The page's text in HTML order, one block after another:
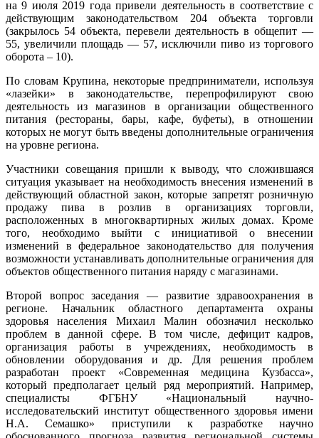
на 9 июля 2019 года привели деятельность в соответствие с
действующим законодательством 204 объекта торговли
(закрылось 54 объекта, перевели деятельность в общепит —
55, увеличили площадь — 57, исключили пиво из торгового
оборота – 10).
По словам Крупина, некоторые предприниматели, используя
«лазейки» в законодательстве, перепрофилируют свою
деятельность из магазинов в организации общественного
питания (рестораны, бары, кафе, буфеты), в отношении
которых не могут быть введены дополнительные ограничения
на уровне региона.
Участники совещания пришли к выводу, что сложившаяся
ситуация указывает на необходимость внесения изменений в
действующий областной закон, которые запретят розничную
продажу пива в розлив в организациях торговли,
расположенных в многоквартирных жилых домах. Кроме
того, необходимо выйти с инициативой о внесении
изменений в федеральное законодательство для получения
возможности устанавливать дополнительные ограничения для
объектов общественного питания наряду с магазинами.
Второй вопрос заседания — развитие здравоохранения в
регионе. Начальник областного департамента охраны
здоровья населения Михаил Малин обозначил несколько
проблем в данной сфере. В том числе, дефицит кадров,
организация работы в учреждениях, необходимость в
обновлении оборудования и др. Для решения проблем
разработан проект «Современная медицина Кузбасса»,
который предполагает целый ряд мероприятий. Например,
специалисты ФГБНУ «Национальный научно-
исследовательский институт общественного здоровья имени
Н.А. Семашко» приступили к разработке научно